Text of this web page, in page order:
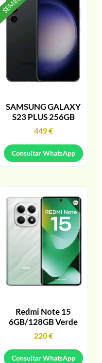
SAMSUNG GALAXY
S23 PLUS 256GB
449€
Consultar WhatsApp
Redmi Note 15
6GB/128GB Verde
220€
Consultar WhatsApp